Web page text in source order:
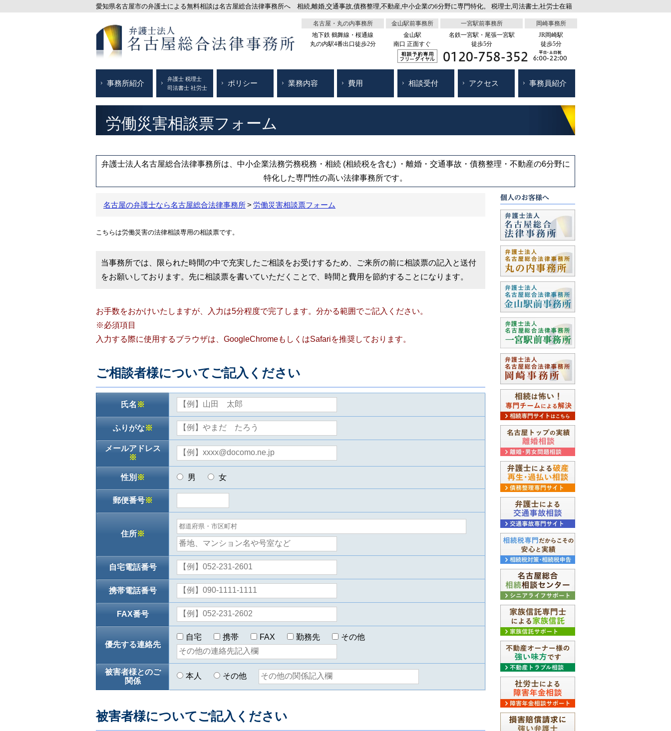
愛知県名古屋市の弁護士による無料相談は名古屋総合法律事務所へ 相続,離婚,交通事故,債務整理,不動産,中小企業の6分野に専門特化。 税理士,司法書士,社労士在籍
名古屋・丸の内事務所
地下鉄 鶴舞線・桜通線
丸の内駅4番出口徒歩2分
金山駅前事務所
金山駅
南口 正面すぐ
一宮駅前事務所
名鉄一宮駅・尾張一宮駅
徒歩5分
岡崎事務所
JR岡崎駅
徒歩5分
事務所紹介
弁護士 税理士
司法書士 社労士
ポリシー 業務内容 費用 相談受付 アクセス 事務員紹介
労働災害相談票フォーム
弁護士法人名古屋総合法律事務所は、中小企業法務労務税務・相続 (相続税を含む) ・離婚・交通事故・債務整理・不動産の6分野に
特化した専門性の高い法律事務所です。
名古屋の弁護士なら名古屋総合法律事務所 労働災害相談票フォーム
こちらは労働災害の法律相談専用の相談票です。
当事務所では、限られた時間の中で充実したご相談をお受けするため、ご来所の前に相談票の記入と送付
をお願いしております。先に相談票を書いていただくことで、時間と費用を節約することになります。
お手数をおかけいたしますが、入力は5分程度で完了します。分かる範囲でご記入ください。
※必須項目
入力する際に使用するブラウザは、GoogleChromeもしくはSafariを推奨しております。
ご相談者様についてご記入ください
氏名 ※
ふりがな※
メールアドレス
※
性別 ※ 男 女
郵便番号※
住所※
自宅電話番号
携帯電話番号
FAX番号
優先する連絡先
自宅 携帯 FAX 勤務先 その他
被害者様とのご
関係
本人 その他
被害者様についてご記入ください